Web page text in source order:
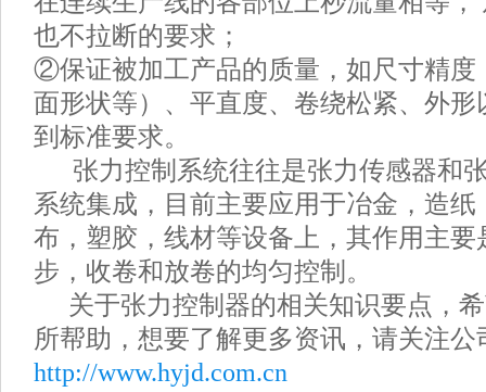
也不拉断的要求；
②保证被加工产品的质量，如尺寸精度
面形状等）、平直度、卷绕松紧、外形
到标准要求。
张力控制系统往往是张力传感器和
系统集成，目前主要应用于冶金，造
布，塑胶，线材等设备上，其作用主要
步，收卷和放卷的均匀控制。
关于张力控制器的相关知识要点，
所帮助，想要了解更多资讯，请关注公
http://www.hyjd.com.cn